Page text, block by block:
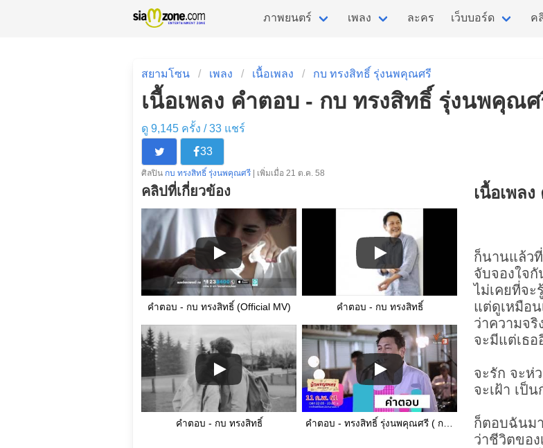
ภาพยนตร์ เพลง ละคร เว็บบอร์ด ค
สยามโซน เพลง เนื้อเพลง กบ ทรงสิทธิ์ รุ่งนพคุณศรี
เนื้อเพลง คำตอบ - กบ ทรงสิทธิ์ รุ่งนพคุณ
ดู 9,145 ครั้ง /33 แชร์
33
ศิลปิน กบ ทรงสิทธิ์ รุ่งนพคุณศรี | เพิ่มเมื่อ 21 ต.ค. 58
คลิปที่เกี่ยวข้อง
คำตอบ - กบ ทรงสิทธิ์ (Official MV) คำตอบ - กบ ทรงสิทธิ์
คำตอบ - กบ ทรงสิทธิ์ คำตอบ - ทรงสิทธิ์ รุ่งนพคุณศรี ( กบ ) (11 ก.พ. 61)
เนื้อเพล
ก็นานแล้วที่
จับจองใจกั
ไม่เคยที่จะ
แต่ดูเหมือน
ว่าความจ
จะมีแต่เธอ
จะรัก จะห่
จะเฝ้า เป็
ก็ตอบฉันม
ว่าชีวิตของ